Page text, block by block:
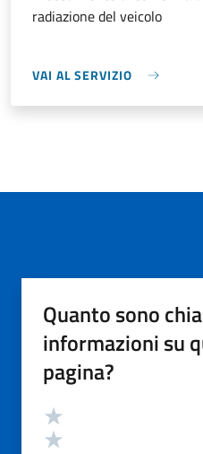
radiazione del veicolo
VAI AL SERVIZIO
Quanto sono
informazioni su
pagina?
Valutazione